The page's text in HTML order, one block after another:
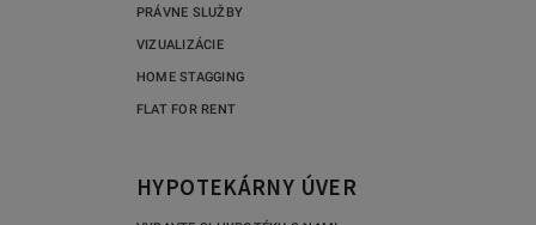
PRÁVNE SLUŽBY
VIZUALIZÁCIE
HOME STAGGING
FLAT FOR RENT
HYPOTEKÁRNY ÚVER